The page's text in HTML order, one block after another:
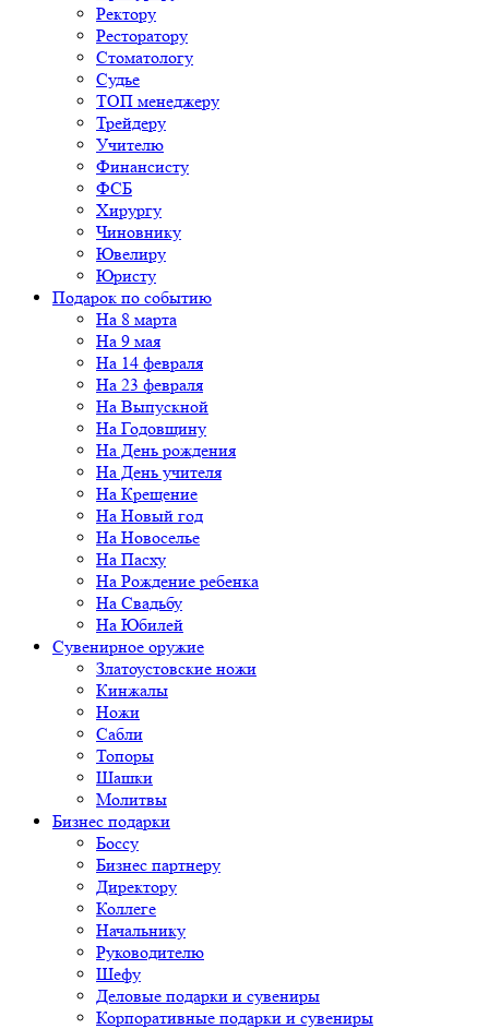
Ректору
Ресторатору
Стоматологу
Судье
ТОП менеджеру
Трейдеру
Учителю
Финансисту
ФСБ
Хирургу
Чиновнику
Ювелиру
Юристу
Подарок по событию
На 8 марта
На 9 мая
На 14 февраля
На 23 февраля
На Выпускной
На Годовщину
На День рождения
На День учителя
На Крещение
На Новый год
На Новоселье
На Пасху
На Рождение ребенка
На Свадьбу
На Юбилей
Сувенирное оружие
Златоустовские ножи
Кинжалы
Ножи
Сабли
Топоры
Шашки
Молитвы
Бизнес подарки
Боссу
Бизнес партнеру
Директору
Коллеге
Начальнику
Руководителю
Шефу
Деловые подарки и сувениры
Корпоративные подарки и сувениры